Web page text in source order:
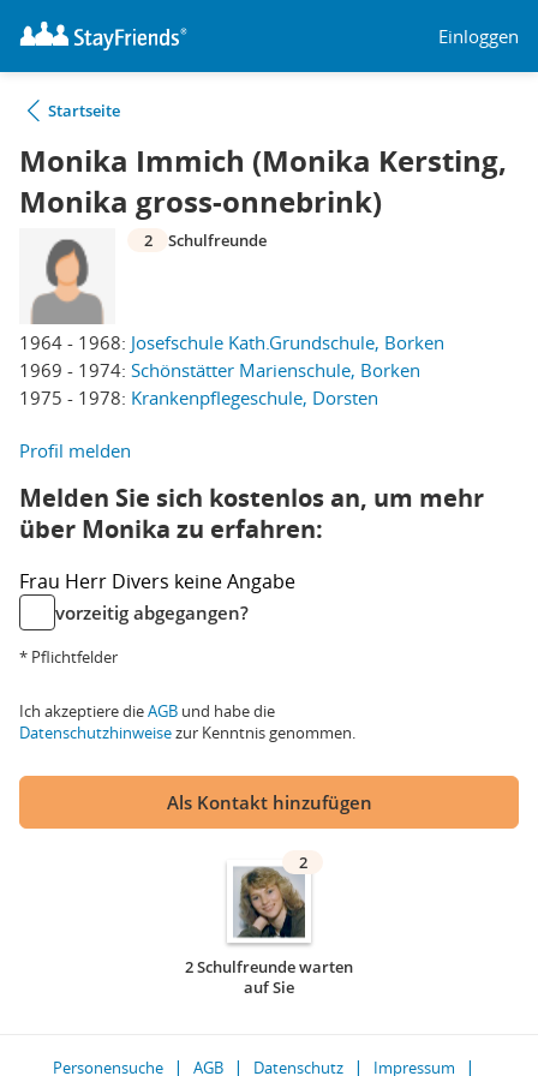
Einloggen
Startseite
Monika Immich (Monika Kersting,
Monika gross-onnebrink)
1964 - 1968: Josefschule Kath.Grundschule, Borken
1969 - 1974: Schönstätter Marienschule, Borken
1975 - 1978: Krankenpflegeschule, Dorsten
2 Schulfreunde
Profil melden
Melden Sie sich kostenlos an, um mehr
über Monika zu erfahren:
Frau Herr Divers keine Angabe
vorzeitig abgegangen?
* Pflichtfelder
Ich akzeptiere dieAGB und habe die
Datenschutzhinweisezur Kenntnis genommen.
Als Kontakt hinzufügen
2
2 Schulfreunde warten
auf Sie
Personensuche AGB Datenschutz Impressum